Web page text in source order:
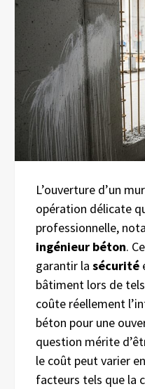
L’ouverture d’un
opération délicate
professionnelle,
ingénieur béton.
garantir la sécurité
bâtiment lors de
coûte réellement
béton pour une
question mérite
le coût peut varier
facteurs tels que la